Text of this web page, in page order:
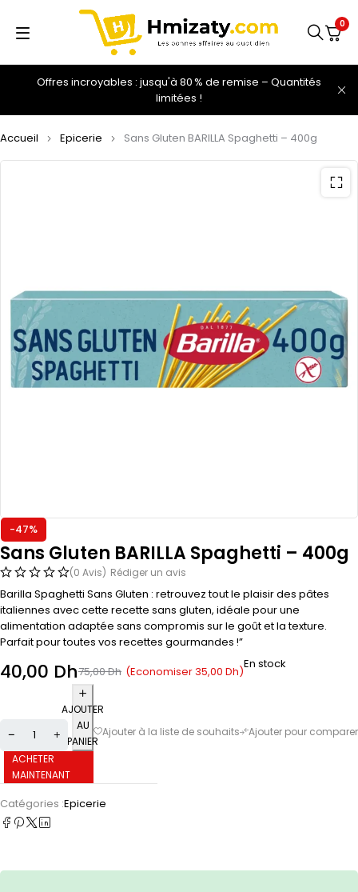
Offres incroyables : jusqu'à 80 % de remise – Quantités
limitées !
0
Accueil Epicerie Sans Gluten BARILLA Spaghetti – 400g
-47%
Sans Gluten BARILLA Spaghetti – 400g
(0 Avis) Rédiger un avis
Barilla Spaghetti Sans Gluten : retrouvez tout le plaisir des pâtes
italiennes avec cette recette sans gluten, idéale pour une
alimentation adaptée sans compromis sur le goût et la texture.
Parfait pour toutes vos recettes gourmandes !”
75,00Dh
40,00 Dh (Economiser35,00 Dh)En stock
AJOUTER
AU
PANIER
ACHETER
MAINTENANT
Catégories :Epicerie